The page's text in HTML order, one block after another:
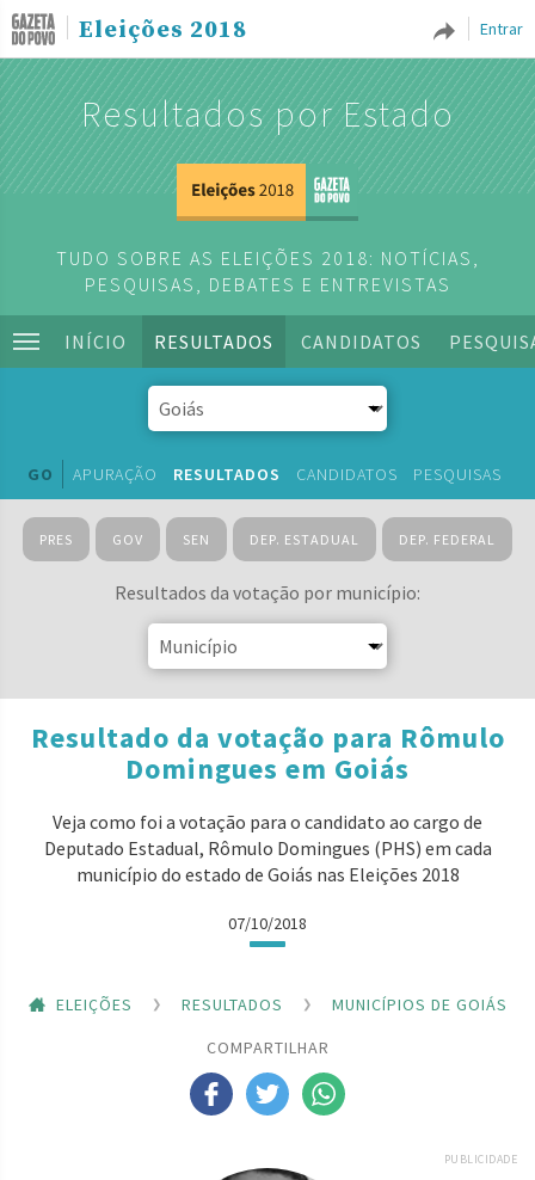
Entrar
Eleições 2018
Resultados por Estado
TUDO SOBRE AS ELEIÇÕES 2018: NOTÍCIAS,
PESQUISAS, DEBATES E ENTREVISTAS
INÍCIO RESULTADOS CANDIDATOS
GO APURAÇÃO RESULTADOS CANDIDATOS PESQUISAS
PRES GOV SEN DEP. ESTADUAL DEP. FEDERAL
Resultados da votação por município:
Resultado da votação para Rômulo
Domingues em Goiás
Veja como foi a votação para o candidato ao cargo de
Deputado Estadual, Rômulo Domingues (PHS) em cada
município do estado de Goiás nas Eleições 2018
07/10/2018
ELEIÇÕES RESULTADOS
MUNICÍPIOS DE GOIÁS
COMPARTILHAR
PUBLICIDADE